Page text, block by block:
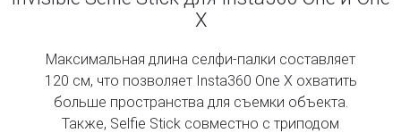
X
Максимальная длина селфи-палки составляет
120 см, что позволяет Insta360 One X охватить
больше пространства для съемки объекта.
Также, Selfie Stick совместно с триподом